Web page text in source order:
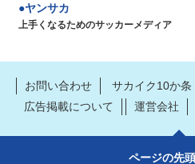
ヤンサカ
上手くなるためのサッカーメディア
お問い合わせ サカイク10か条
広告掲載について
運営会社
ページの先